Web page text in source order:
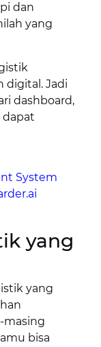
dan
yang
digital. Jadi
dashboard,
dapat
System
yang
yang
masing
bisa